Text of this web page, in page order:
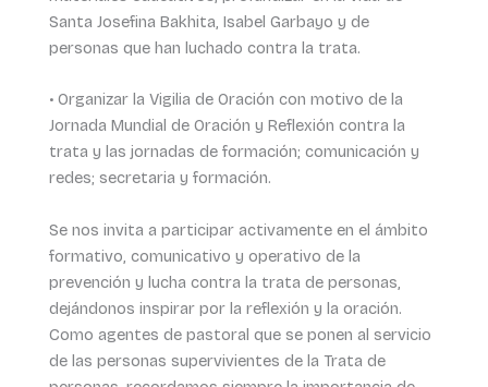
Santa Josefina Bakhita, Isabel Garbayo y de
personas que han luchado contra la trata.
• Organizar la Vigilia de Oración con motivo de la
Jornada Mundial de Oración y Reflexión contra la
trata y las jornadas de formación; comunicación y
redes; secretaria y formación.
Se nos invita a participar activamente en el ámbito
formativo, comunicativo y operativo de la
prevención y lucha contra la trata de personas,
dejándonos inspirar por la reflexión y la oración.
Como agentes de pastoral que se ponen al servicio
de las personas supervivientes de la Trata de